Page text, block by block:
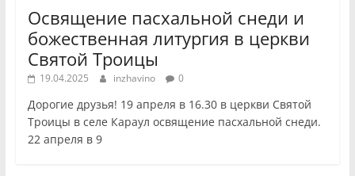
Освящение пасхальной снеди и
божественная литургия в церкви
Святой Троицы
19.04.2025 inzhavino 0
Дорогие друзья! 19 апреля в 16.30 в церкви Святой
Троицы в селе Караул освящение пасхальной снеди.
22 апреля в 9